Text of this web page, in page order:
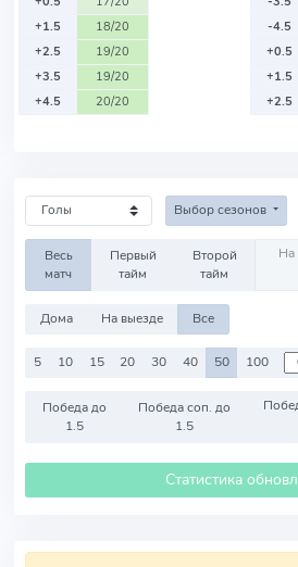
+1.5
18/20
+2.5
19/20
+3.5
19/20
+4.5
20/20
-4.5
+0.5
+1.5
+2.5
Выбор сезонов
Весь
матч
Первый
тайм
Второй
тайм
Дома На выезде Все
5 10 15 20 30 40 50 100
Победа до
1.5
Победа соп. до
1.5
Статистика